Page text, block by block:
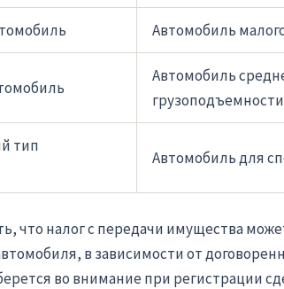
Автомобиль
Автомобиль
грузоподъемности
тип
Автомобиль для
что налог с передачи имущества
в зависимости от
во внимание при регистрации